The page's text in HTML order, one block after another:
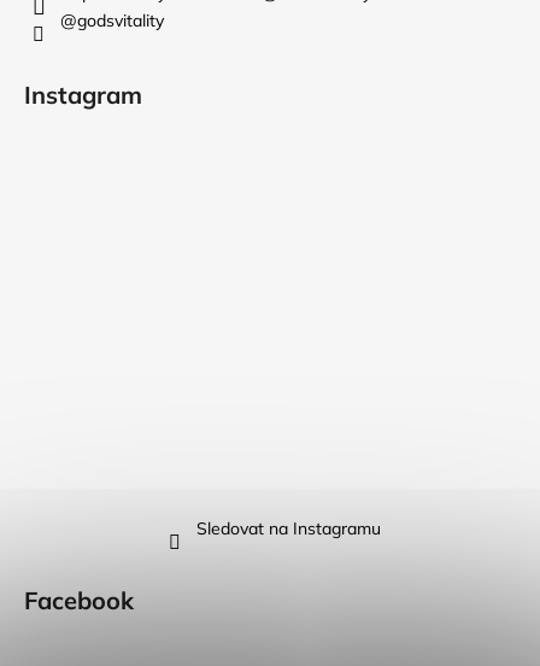
@godsvitality
Instagram
Sledovat na Instagramu
Facebook